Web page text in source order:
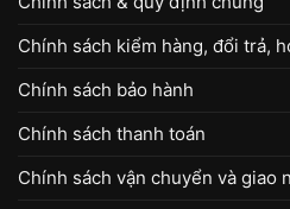
Chính sách kiểm hàng, đổi trả,
Chính sách bảo hành
Chính sách thanh toán
Chính sách vận chuyển và giao